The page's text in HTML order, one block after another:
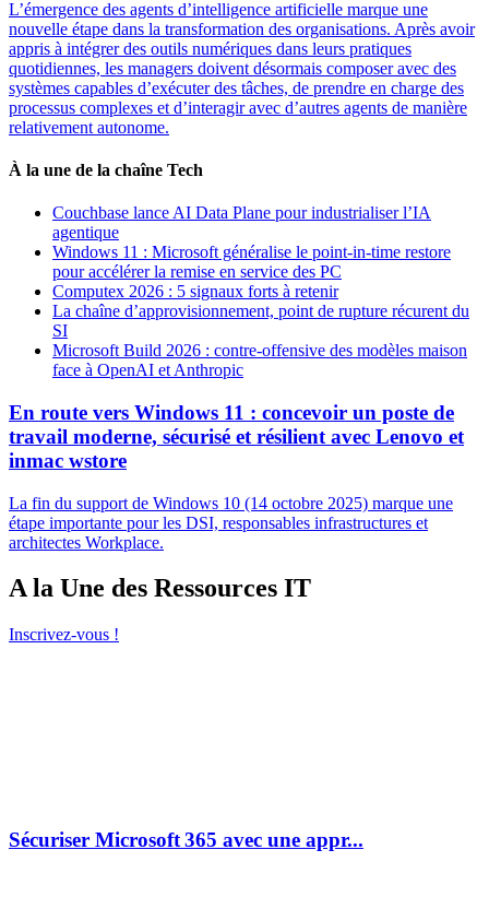
L’émergence des agents d’intelligence artificielle marque une
nouvelle étape dans la transformation des organisations. Après avoir
appris à intégrer des outils numériques dans leurs pratiques
quotidiennes, les managers doivent désormais composer avec des
systèmes capables d’exécuter des tâches, de prendre en charge des
processus complexes et d’interagir avec d’autres agents de manière
relativement autonome.
À la une de la chaîne Tech
Couchbase lance AI Data Plane pour industrialiser l’IA
agentique
Windows 11 : Microsoft généralise le point-in-time restore
pour accélérer la remise en service des PC
Computex 2026 : 5 signaux forts à retenir
La chaîne d’approvisionnement, point de rupture récurent du
SI
Microsoft Build 2026 : contre-offensive des modèles maison
face à OpenAI et Anthropic
En route vers Windows 11 : concevoir un poste de
travail moderne, sécurisé et résilient avec Lenovo et
inmac wstore
La fin du support de Windows 10 (14 octobre 2025) marque une
étape importante pour les DSI, responsables infrastructures et
architectes Workplace.
A la Une des Ressources IT
Inscrivez-vous !
Sécuriser Microsoft 365 avec une appr...